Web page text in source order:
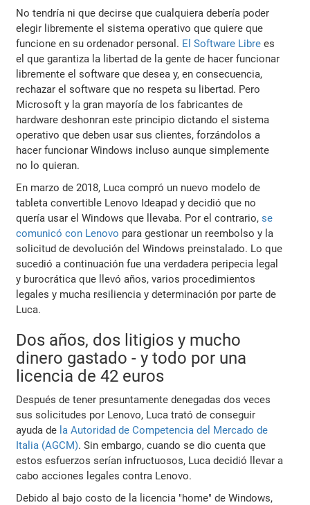
No tendría ni que decirse que cualquiera debería poder
elegir libremente el sistema operativo que quiere que
funcione en su ordenador personal. El Software Libre es
el que garantiza la libertad de la gente de hacer funcionar
libremente el software que desea y, en consecuencia,
rechazar el software que no respeta su libertad. Pero
Microsoft y la gran mayoría de los fabricantes de
hardware deshonran este principio dictando el sistema
operativo que deben usar sus clientes, forzándolos a
hacer funcionar Windows incluso aunque simplemente
no lo quieran.
En marzo de 2018, Luca compró un nuevo modelo de
tableta convertible Lenovo Ideapad y decidió que no
quería usar el Windows que llevaba. Por el contrario,se
comunicó con Lenovo para gestionar un reembolso y la
solicitud de devolución del Windows preinstalado. Lo que
sucedió a continuación fue una verdadera peripecia legal
y burocrática que llevó años, varios procedimientos
legales y mucha resiliencia y determinación por parte de
Luca.
Dos años, dos litigios y mucho
dinero gastado - y todo por una
licencia de 42 euros
Después de tener presuntamente denegadas dos veces
sus solicitudes por Lenovo, Luca trató de conseguir
ayuda de la Autoridad de Competencia del Mercado de
Italia (AGCM). Sin embargo, cuando se dio cuenta que
estos esfuerzos serían infructuosos, Luca decidió llevar a
cabo acciones legales contra Lenovo.
Debido al bajo costo de la licencia "home" de Windows,